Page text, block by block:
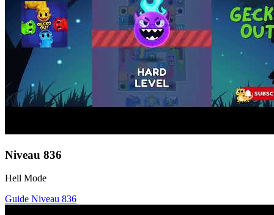
Niveau 836
Hell Mode
Guide Niveau 836